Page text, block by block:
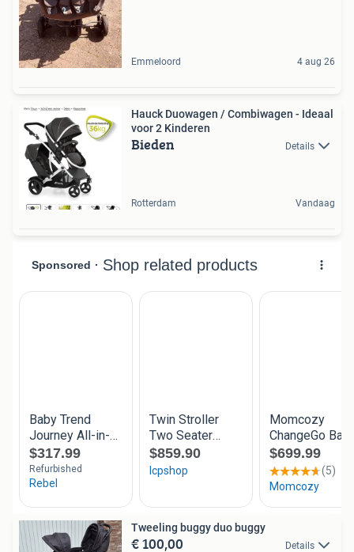
Emmeloord 4 aug 26
Hauck Duowagen / Combiwagen - Ideaal
voor 2 Kinderen
Bieden Details
Rotterdam Vandaag
Tweeling buggy duo buggy
€ 100,00 Details